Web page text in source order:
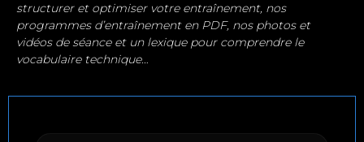
structurer et optimiser votre entraînement, nos
programmes d’entraînement en PDF, nos photos et
vidéos de séance et un lexique pour comprendre le
vocabulaire technique…